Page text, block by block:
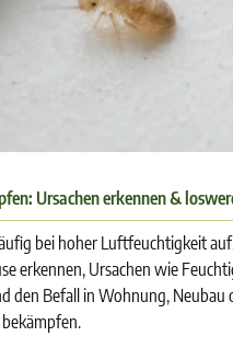
Ursachen erkennen &
bei hoher Luftfeuchtigkeit
erkennen, Ursachen wie
den Befall in Wohnung, Neubau